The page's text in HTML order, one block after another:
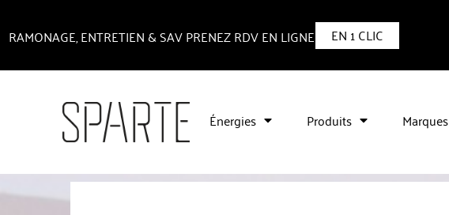
RAMONAGE, ENTRETIEN & SAV PRENEZ RDV EN LIGNE EN 1 CLIC
Énergies Produits Marques